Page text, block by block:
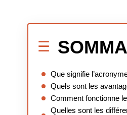
Que signifie
Quels sont les
Comment fonctionne
Quelles sont les